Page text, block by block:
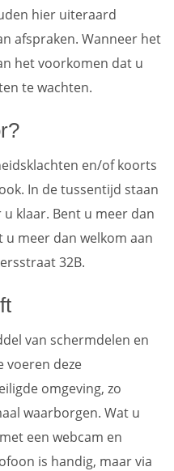
hier uiteraard
afspraken. Wanneer het
het voorkomen dat u
te wachten.
en/of koorts
In de tussentijd staan
klaar. Bent u meer dan
meer dan welkom aan
32B.
van schermdelen en
voeren deze
omgeving, zo
waarborgen. Wat u
een webcam en
is handig, maar via